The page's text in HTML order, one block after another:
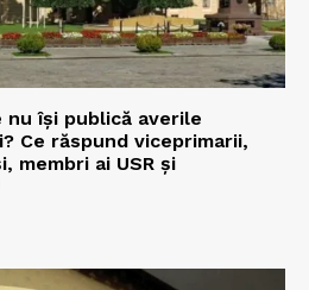
nu își publică averile
Ce răspund viceprimarii,
membri ai USR și